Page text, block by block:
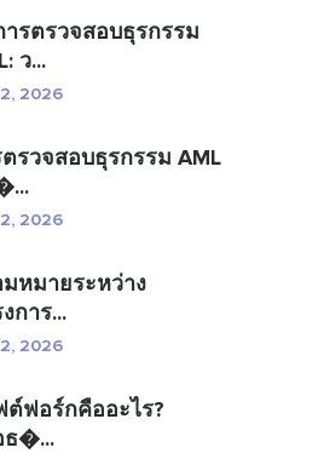
รตรวจสอบธุรกรรม
ว...
2026
รวจสอบธุรกรรม AML
2026
หมายระหว่าง
การ...
2026
ฟอร์กคืออะไร?
ธ�...